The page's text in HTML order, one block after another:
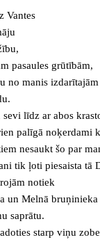
Vantes
pasaules grūtībām,
no manis
līdz ar abos
palīgā noķerdami
nesaukt šo par
tik ļoti piesaista tā
notiek
un Melnā
saprātu.
starp viņu